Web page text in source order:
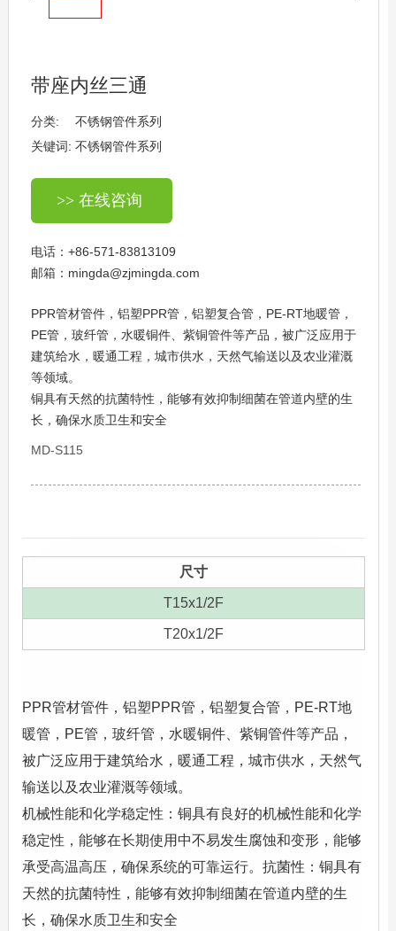
带座内丝三通
分类:
不锈钢管件系列
关键词: 不锈钢管件系列
>> 在线咨询
电话： +86-571-83813109
邮箱： mingda@zjmingda.com
PPR管材管件，铝塑PPR管，铝塑复合管，PE-RT地暖管，
PE管，玻纤管，水暖铜件、紫铜管件等产品，被广泛应用于
建筑给水，暖通工程，城市供水，天然气输送以及农业灌溉
等领域。
铜具有天然的抗菌特性，能够有效抑制细菌在管道内壁的生
长，确保水质卫生和安全‌
尺寸
T15x1/2F
T20x1/2F
PPR管材管件，铝塑PPR管，铝塑复合管，PE-RT地
暖管，PE管，玻纤管，水暖铜件、紫铜管件等产品，
被广泛应用于建筑给水，暖通工程，城市供水，天然气
输送以及农业灌溉等领域。
机械性能和化学稳定性‌：铜具有良好的机械性能和化学
稳定性，能够在长期使用中不易发生腐蚀和变形，能够
承受高温高压，确保系统的可靠运行‌。‌抗菌性‌：铜具有
天然的抗菌特性，能够有效抑制细菌在管道内壁的生
长，确保水质卫生和安全‌